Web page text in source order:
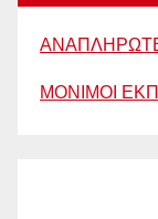
ΜΟΝΙΜΟΙ